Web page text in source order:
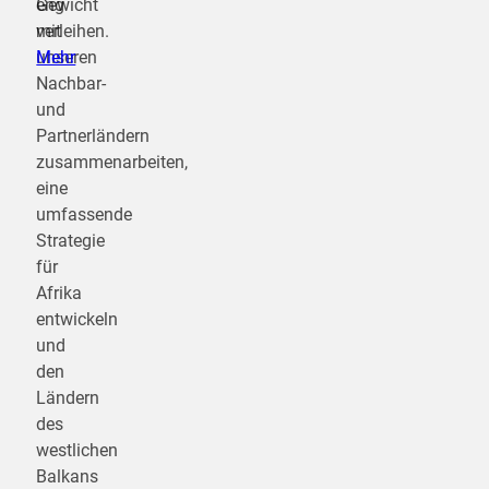
eng
mit
unseren
Nachbar-
und
Partnerländern
zusammenarbeiten,
eine
umfassende
Strategie
für
Afrika
entwickeln
und
den
Ländern
des
westlichen
Balkans
Gewicht
verleihen.
Mehr